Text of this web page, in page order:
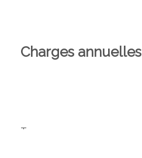
Charges annuelles
Taux